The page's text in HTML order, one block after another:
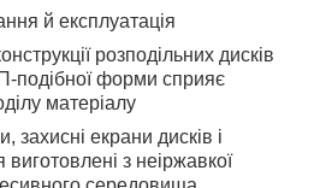
й експлуатація
розподільних дисків
подібної форми сприяє
матеріалу
захисні екрани дисків і
з неіржавкої